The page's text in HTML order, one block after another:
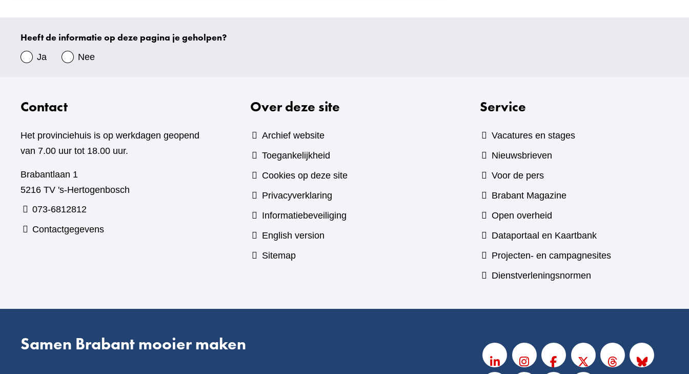
Uw
gegevens
Heeft de informatie op deze pagina je geholpen?
Ja Nee
Contact
Het provinciehuis is op werkdagen geopend
van 7.00 uur tot 18.00 uur.
Brabantlaan 1
5216 TV 's-Hertogenbosch
073-6812812
Contactgegevens
Over deze site
Archief website
Toegankelijkheid
Cookies op deze site
Privacyverklaring
Informatiebeveiliging
English version
Sitemap
Service
Vacatures en stages
Nieuwsbrieven
Voor de pers
Brabant Magazine(verwijst
andere
website)
Open overheid
Dataportaal en Kaartbank(verwijst
naar
Projecten- en campagnesites
Dienstverleningsnormen
Samen Brabant mooier maken